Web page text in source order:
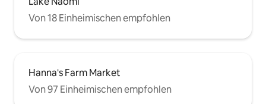
Von 18 Einheimischen empfohlen
Hanna's Farm Market
Von 97 Einheimischen empfohlen